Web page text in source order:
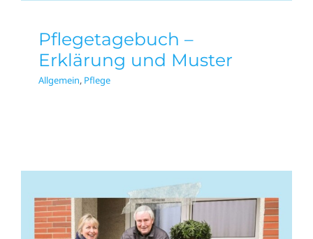
Pflegetagebuch –
Erklärung und Muster
Allgemein, Pflege